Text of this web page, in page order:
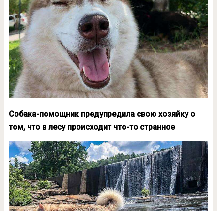
Собака-помощник предупредила свою хозяйку о
том, что в лесу происходит что-то странное